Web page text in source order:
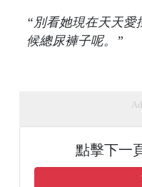
“別看她現在天天
候總尿褲子呢。”
點擊下一